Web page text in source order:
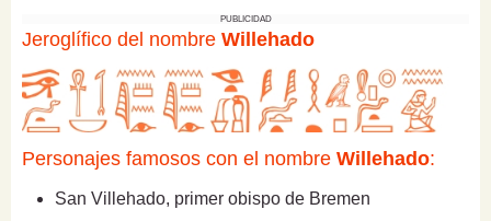
PUBLICIDAD
Jeroglífico del nombre Willehado
Personajes famosos con el nombre Willehado:
San Villehado, primer obispo de Bremen